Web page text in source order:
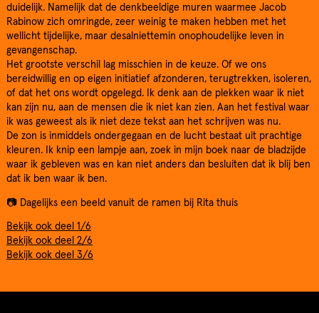
duidelijk. Namelijk dat de denkbeeldige muren waarmee Jacob
Rabinow zich omringde, zeer weinig te maken hebben met het
wellicht tijdelijke, maar desalniettemin onophoudelijke leven in
gevangenschap.
Het grootste verschil lag misschien in de keuze. Of we ons
bereidwillig en op eigen initiatief afzonderen, terugtrekken, isoleren,
of dat het ons wordt opgelegd. Ik denk aan de plekken waar ik niet
kan zijn nu, aan de mensen die ik niet kan zien. Aan het festival waar
ik was geweest als ik niet deze tekst aan het schrijven was nu.
De zon is inmiddels ondergegaan en de lucht bestaat uit prachtige
kleuren. Ik knip een lampje aan, zoek in mijn boek naar de bladzijde
waar ik gebleven was en kan niet anders dan besluiten dat ik blij ben
dat ik ben waar ik ben.
📷 Dagelijks een beeld vanuit de ramen bij Rita thuis
Bekijk ook deel 1/6
Bekijk ook deel 2/6
Bekijk ook deel 3/6